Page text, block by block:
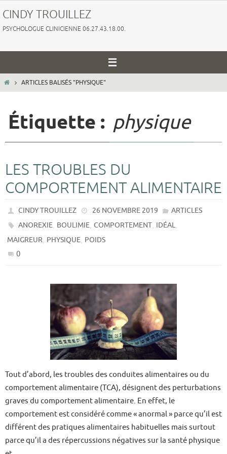
vers
le
CINDY TROUILLEZ
PSYCHOLOGUE CLINICIENNE 06.27.43.18.00.
HOMEARTICLES BALISÉS "PHYSIQUE"
Étiquette : physique
LES TROUBLES DU
COMPORTEMENT ALIMENTAIRE
CINDY TROUILLEZ 26 NOVEMBRE 2019
ARTICLES
ANOREXIE, BOULIMIE,COMPORTEMENT, IDÉAL,
MAIGREUR, PHYSIQUE, POIDS
0
Tout d’abord, les troubles des conduites alimentaires ou du
comportement alimentaire (TCA), désignent des perturbations
graves du comportement alimentaire. En effet, le
comportement est considéré comme « anormal » parce qu’il est
différent des pratiques alimentaires habituelles mais surtout
parce qu’il a des répercussions négatives sur la santé physique